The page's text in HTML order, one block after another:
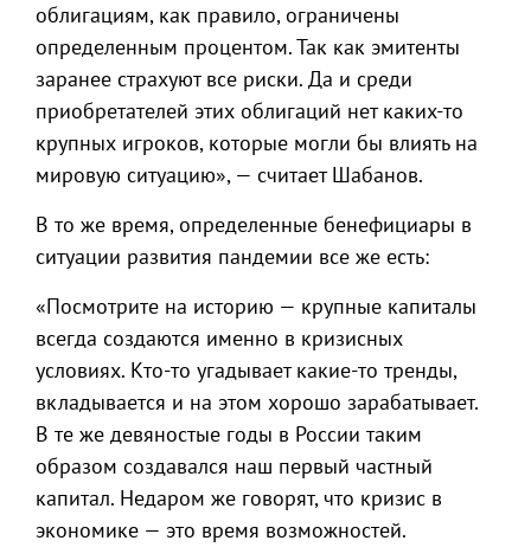
облигациям, как правило, ограничены
определенным процентом. Так как эмитенты
заранее страхуют все риски. Да и среди
приобретателей этих облигаций нет каких-то
крупных игроков, которые могли бы влиять на
мировую ситуацию», — считает Шабанов.
В то же время, определенные бенефициары в
ситуации развития пандемии все же есть:
«Посмотрите на историю — крупные капиталы
всегда создаются именно в кризисных
условиях. Кто-то угадывает какие-то тренды,
вкладывается и на этом хорошо зарабатывает.
В те же девяностые годы в России таким
образом создавался наш первый частный
капитал. Недаром же говорят, что кризис в
экономике — это время возможностей.